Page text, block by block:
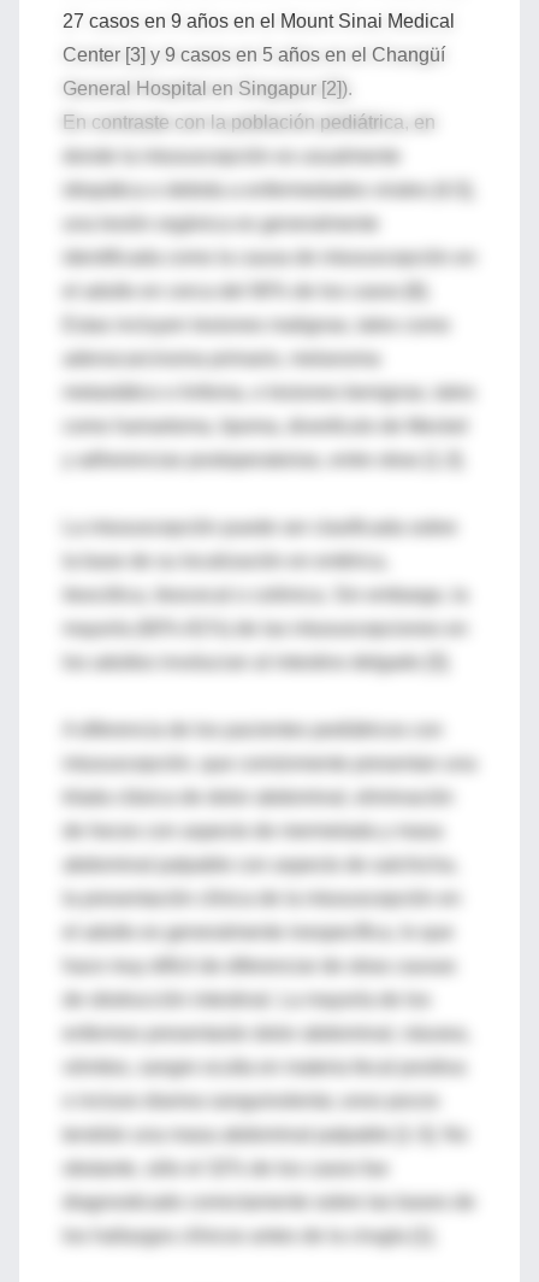
27 casos en 9 años en el Mount Sinai Medical
Center [3] y 9 casos en 5 años en el Changüí
General Hospital en Singapur [2]).
En contraste con la población pediátrica, en
una lesión orgánica es generalmente
Estas incluyen lesiones malignas, tales como
metastático o linfoma, o lesiones benignas, tales
y adherencias postoperatorias, entre otras [1,3].
ileocólica, ileocecal o colónica. Sin embargo, la
mayoría (60%-81%) de las intususcepciones en
los adultos involucran al intestino delgado [3].
de heces con aspecto de mermelada y masa
abdominal palpable con aspecto de salchicha,
el adulto es generalmente inespecífica, lo que
de obstrucción intestinal. La mayoría de los
vómitos, sangre oculta en materia fecal positiva
o incluso diarrea sanguinolenta; unos pocos
diagnosticado correctamente sobre las bases de
los hallazgos clínicos antes de la cirugía [1].